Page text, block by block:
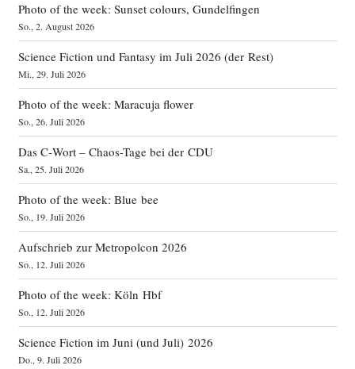
Photo of the week: Sunset colours, Gundelfingen
So., 2. August 2026
Science Fiction und Fantasy im Juli 2026 (der Rest)
Mi., 29. Juli 2026
Photo of the week: Maracuja flower
So., 26. Juli 2026
Das C‑Wort – Chaos-Tage bei der CDU
Sa., 25. Juli 2026
Photo of the week: Blue bee
So., 19. Juli 2026
Aufschrieb zur Metropolcon 2026
So., 12. Juli 2026
Photo of the week: Köln Hbf
So., 12. Juli 2026
Science Fiction im Juni (und Juli) 2026
Do., 9. Juli 2026